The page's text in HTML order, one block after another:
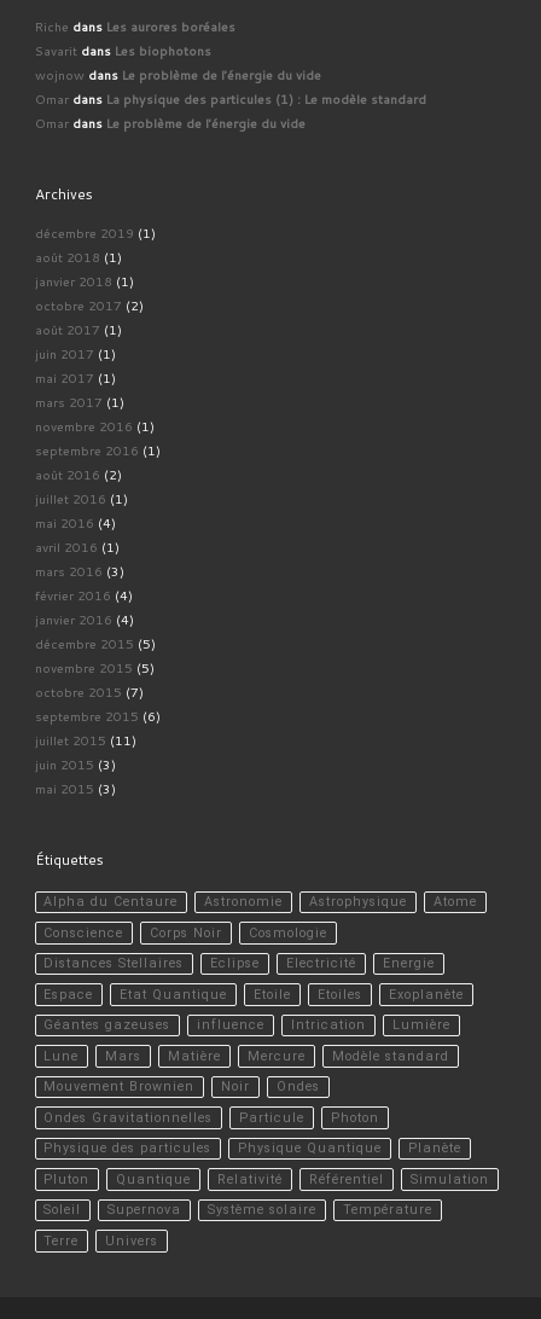
Riche dans Les aurores boréales
Savaritdans Les biophotons
wojnowdans Le problème de l'énergie du vide
Omardans La physique des particules (1) : Le modèle standard
Omardans Le problème de l'énergie du vide
Archives
décembre 2019 (1)
août 2018 (1)
janvier 2018 (1)
octobre 2017 (2)
août 2017 (1)
juin 2017 (1)
mai 2017 (1)
mars 2017 (1)
novembre 2016 (1)
septembre 2016 (1)
août 2016 (2)
juillet 2016 (1)
mai 2016 (4)
avril 2016 (1)
mars 2016 (3)
février 2016 (4)
janvier 2016 (4)
décembre 2015 (5)
novembre 2015 (5)
octobre 2015 (7)
septembre 2015 (6)
juillet 2015 (11)
juin 2015 (3)
mai 2015 (3)
Étiquettes
Alpha du Centaure Astronomie Astrophysique
Atome
Conscience
Corps Noir
Cosmologie
Distances Stellaires
Eclipse Electricité
Energie
Espace
Etat Quantique Etoile Etoiles
Exoplanète
Géantes gazeuses
influence Intrication
Lumière
Lune
Mars Matière Mercure
Modèle standard
Mouvement Brownien
Noir
Ondes
Ondes Gravitationnelles
Particule
Photon
Physique des particules
Physique Quantique
Planète
Pluton
Quantique Relativité Référentiel
Simulation
Soleil
Supernova Système solaire
Température
Terre
Univers